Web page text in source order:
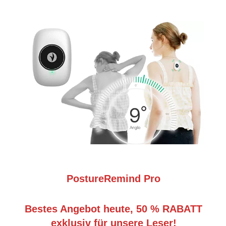
PostureRemind Pro
Bestes Angebot heute, 50 % RABATT
exklusiv für unsere Leser!